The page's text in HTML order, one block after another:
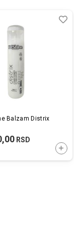
Balzam Distrix
RSD